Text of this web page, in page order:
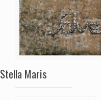
Stella Maris